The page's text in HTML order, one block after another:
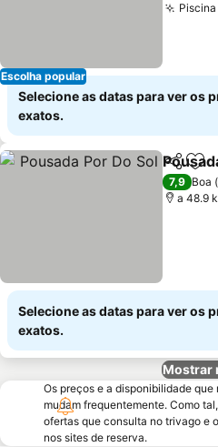
Escolha popular
Selecione as datas para ver os
exatos.
Partilhar
7,9 Boa
a 48.9
Selecione as datas para ver os
exatos.
Mostrar
Os preços e a disponibilidade
mudam frequentemente. Como
ofertas que consulta no trivago e
nos sites de reserva.